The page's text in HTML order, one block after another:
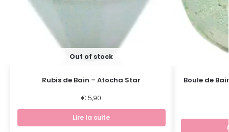
Out of stock
Rubis de Bain – Atocha Star
€ 5,90
Lire la suite
Boule de